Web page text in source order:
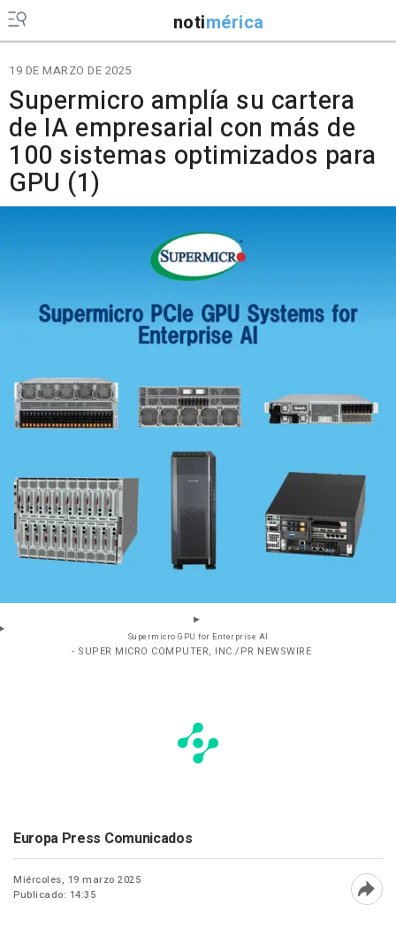
notimérica
19 DE MARZO DE 2025
Supermicro amplía su cartera
de IA empresarial con más de
100 sistemas optimizados para
GPU (1)
Supermicro GPU for Enterprise AI
- SUPER MICRO COMPUTER, INC./PR NEWSWIRE
Europa Press Comunicados
Miércoles, 19 marzo 2025
Publicado: 14:35